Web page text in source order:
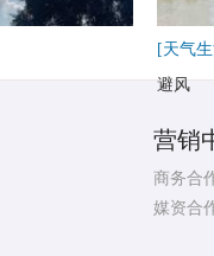
[天气
避风
营销
商务合
媒资合